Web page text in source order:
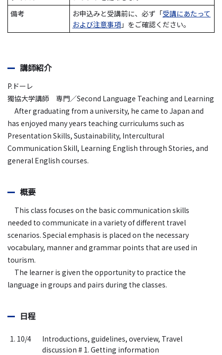
備考
お申込みと受講前に、必ず「受講にあたって
および注意事項 」をご確認ください。
講師紹介
P.ドーレ
獨協大学講師 専門／Second Language Teaching and Learning
After graduating from a university, he came to Japan and
has enjoyed many years teaching curriculums such as
Presentation Skills, Sustainability, Intercultural
Communication Skill, Learning English through Stories, and
general English courses.
概要
This class focuses on the basic communication skills
needed to communicate in a variety of different travel
scenarios. Special emphasis is placed on the necessary
vocabulary, manner and grammar points that are used in
tourism.
The learner is given the opportunity to practice the
language in groups and pairs during the classes.
日程
1. 10/4
Introductions, guidelines, overview, Travel
discussion # 1. Getting information